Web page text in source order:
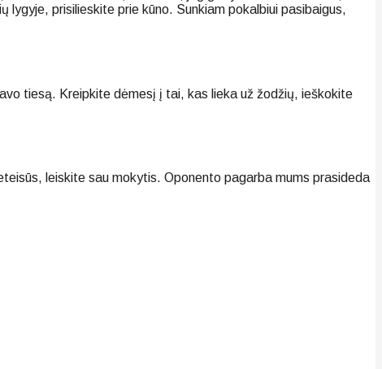
prisilieskite prie kūno. Sunkiam pokalbiui pasibaigus,
tiesą. Kreipkite dėmesį į tai, kas lieka už žodžių, ieškokite
leiskite sau mokytis. Oponento pagarba mums prasideda